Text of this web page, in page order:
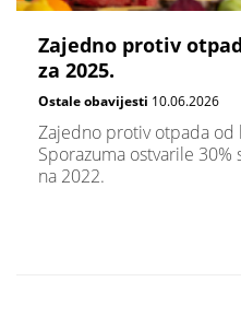
Zajedno protiv
za 2025.
Ostale obavijesti 10.06.2026
Zajedno protiv otpada od
Sporazuma ostvarile
na 2022.